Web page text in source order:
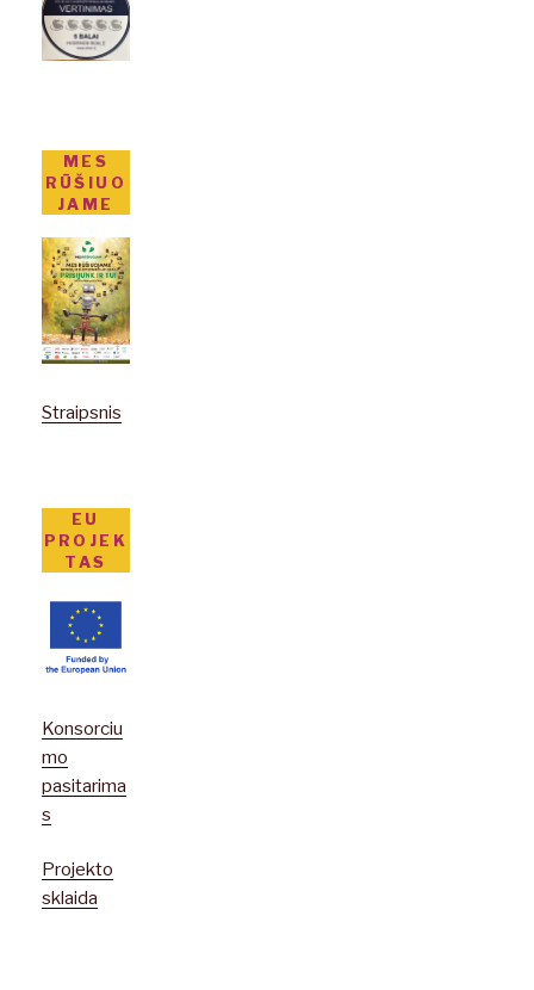
MES
RŪŠIUO
JAME
Straipsnis
EU
PROJEK
TAS
Konsorciu
mo
pasitarima
s
Projekto
sklaida